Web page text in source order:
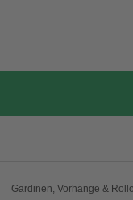
Gardinen, Vorhänge &